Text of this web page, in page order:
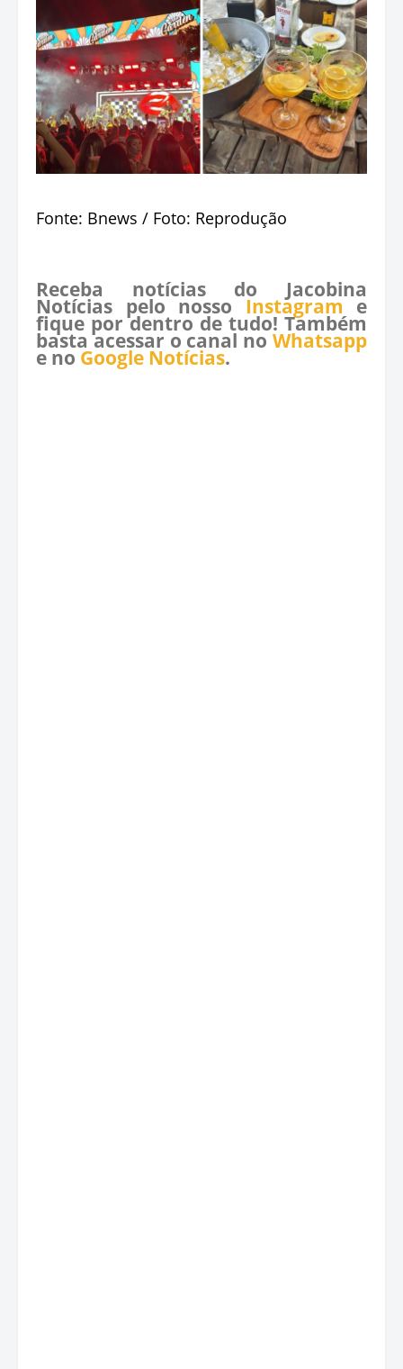
Fonte: Bnews / Foto: Reprodução
Receba notícias do Jacobina
Notícias pelo nosso Instagram e
fique por dentro de tudo! Também
basta acessar o canal no Whatsapp
e no Google Notícias.